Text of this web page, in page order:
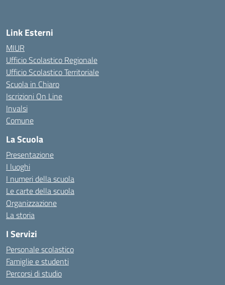
Link Esterni
MIUR
Ufficio Scolastico Regionale
Ufficio Scolastico Territoriale
Scuola in Chiaro
Iscrizioni On Line
Invalsi
Comune
La Scuola
Presentazione
I luoghi
I numeri della scuola
Le carte della scuola
Organizzazione
La storia
I Servizi
Personale scolastico
Famiglie e studenti
Percorsi di studio